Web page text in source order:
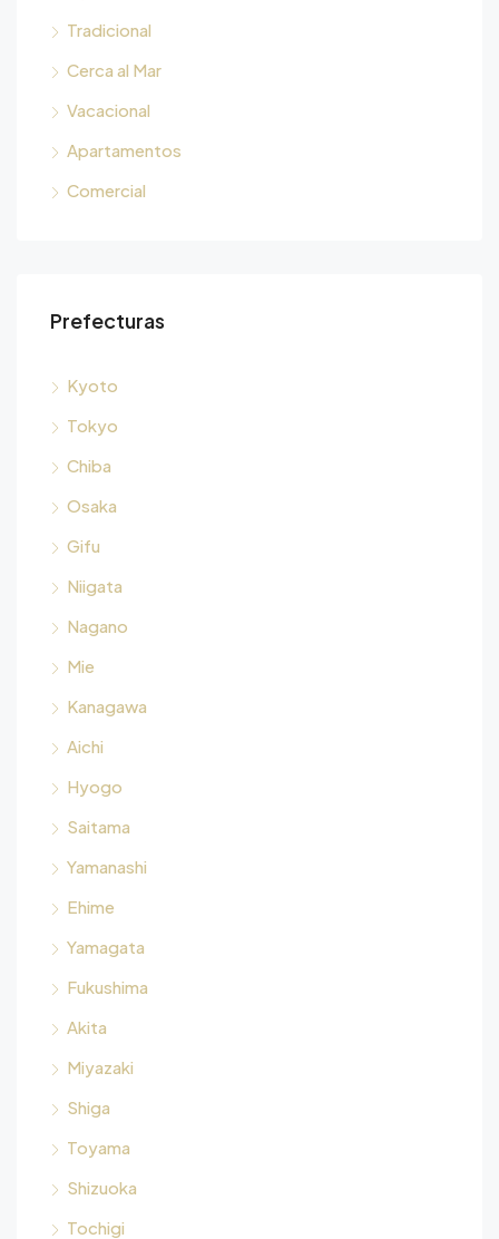
Tradicional
Cerca al Mar
Vacacional
Apartamentos
Comercial
Prefecturas
Kyoto
Tokyo
Chiba
Osaka
Gifu
Niigata
Nagano
Mie
Kanagawa
Aichi
Hyogo
Saitama
Yamanashi
Ehime
Yamagata
Fukushima
Akita
Miyazaki
Shiga
Toyama
Shizuoka
Tochigi